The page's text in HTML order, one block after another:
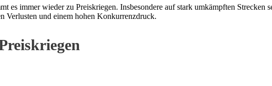
es immer wieder zu Preiskriegen. Insbesondere auf stark umkämpften
Verlusten und einem hohen Konkurrenzdruck.